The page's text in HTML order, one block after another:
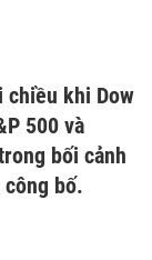
chiều khi Dow
500 và
bối cảnh
bố.